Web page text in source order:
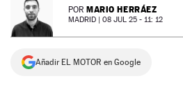
NEWSLETTER POR MARIO HERRÁEZ
MADRID | 08 JUL 25 - 11: 12
Añadir EL MOTOR en Google